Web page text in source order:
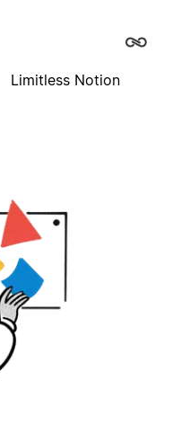
Limitless Notion